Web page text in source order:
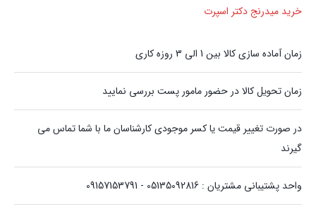
خرید میدرنج دکتر اسپرت
زمان آماده سازی کالا بین 1 الی 3 روزه کاری
زمان تحویل کالا در حضور مامور پست بررسی نمایید
در صورت تغییر قیمت یا کسر موجودی کارشناسان ما با شما تماس می
گیرند
واحد پشتیبانی مشتریان : 05135092816 - 09157153791